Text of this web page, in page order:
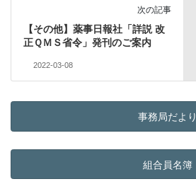
次の記事
【その他】薬事日報社「詳説 改
正ＱＭＳ省令」発刊のご案内
2022-03-08
事務局だより
組合員名簿